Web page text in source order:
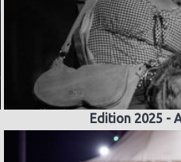
Edition 2025 -